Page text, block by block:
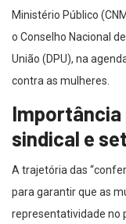
Ministério Público
o Conselho Nacional
União (DPU), na
contra as mulheres.
Importância
sindical e
A trajetória das
para garantir que as
representatividade no